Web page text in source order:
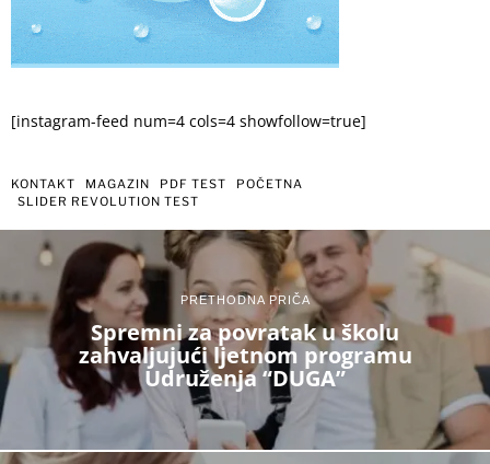
[instagram-feed num=4 cols=4 showfollow=true]
KONTAKT MAGAZIN PDF TEST
POČETNA
SLIDER REVOLUTION TEST
PRETHODNA PRIČA
Spremni za povratak u školu
zahvaljujući ljetnom programu
Udruženja “DUGA”